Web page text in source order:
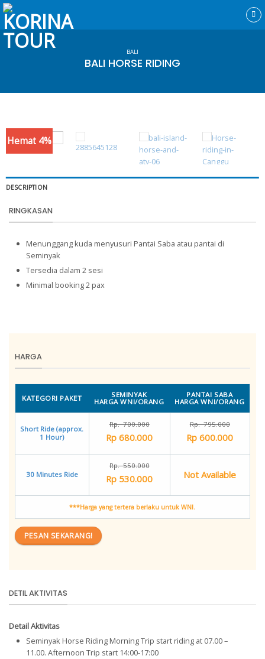
Skip
to
content
BALI
BALI HORSE RIDING
Hemat 4%
DESCRIPTION
RINGKASAN
Menunggang kuda menyusuri Pantai Saba atau pantai di
Seminyak
Tersedia dalam 2 sesi
Minimal booking 2 pax
HARGA
KATEGORI PAKET
SEMINYAK
HARGA WNI/ORANG
PANTAI SABA
HARGA WNI/ORANG
Short Ride (approx.
1 Hour)
Rp. 700.000
Rp 680.000
Rp. 795.000
Rp 600.000
30 Minutes Ride
Rp. 550.000
Rp 530.000 Not Available
***Harga yang tertera berlaku untuk WNI.
PESAN SEKARANG!
DETIL AKTIVITAS
Detail Aktivitas
Seminyak Horse Riding Morning Trip start riding at 07.00 –
11.00. Afternoon Trip start 14:00-17:00